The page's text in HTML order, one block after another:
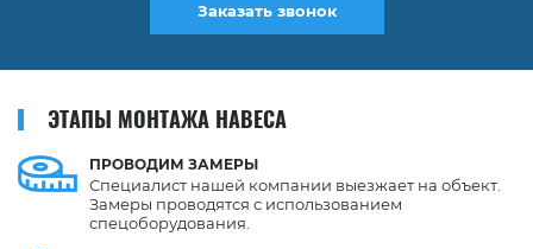
Заказать звонок
ЭТАПЫ МОНТАЖА НАВЕСА
ПРОВОДИМ ЗАМЕРЫ
Специалист нашей компании выезжает на объект.
Замеры проводятся с использованием
спецоборудования.